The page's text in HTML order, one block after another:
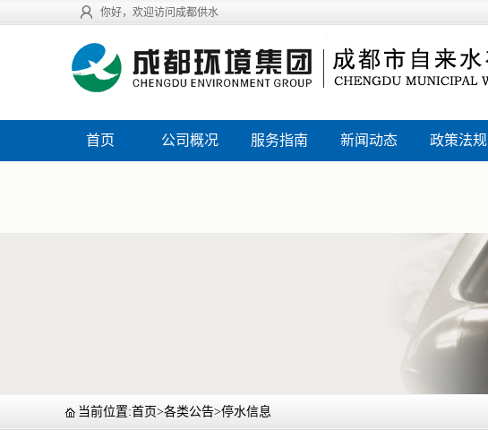
你好，欢迎访问成都供水
首页 公司概况 服务指南 新闻动态 政策法规
当前位置:首页>各类公告>停水信息